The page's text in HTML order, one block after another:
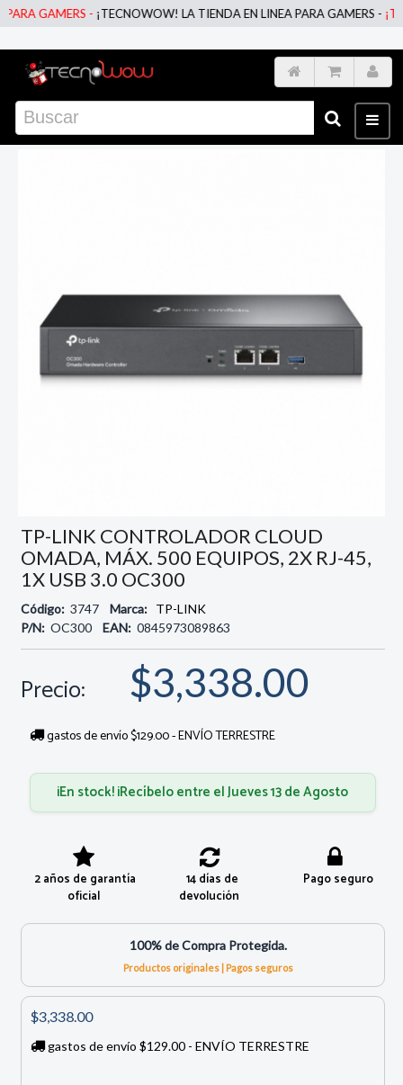
GAMERS -¡TECNOWOW! LA TIENDA EN LINEA PARA GAMERS -
TP-LINK CONTROLADOR CLOUD
OMADA, MÁX. 500 EQUIPOS, 2X RJ-45,
1X USB 3.0 OC300
Código: 3747 Marca: TP-LINK
P/N: OC300 EAN: 0845973089863
Precio: $3,338.00
gastos de envío $129.00 - ENVÍO TERRESTRE
¡En stock! ¡Recíbelo entre el Jueves 13 de Agosto
2 años de garantía
oficial
14 días de
devolución
Pago seguro
100% de Compra Protegida.
Productos originales | Pagos seguros
$3,338.00
gastos de envío $129.00 - ENVÍO TERRESTRE